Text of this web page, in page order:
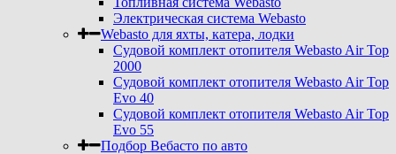
Электрическая система Webasto
Webasto для яхты, катера, лодки
Судовой комплект отопителя Webasto Air Top
2000
Судовой комплект отопителя Webasto Air Top
Evo 40
Судовой комплект отопителя Webasto Air Top
Evo 55
Подбор Вебасто по авто